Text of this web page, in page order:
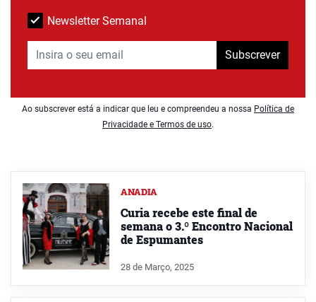
Newsletter Semanal
Subscrever
Ao subscrever está a indicar que leu e compreendeu a nossa Política de
Privacidade e Termos de uso.
ANADIA
Curia recebe este final de
semana o 3.º Encontro Nacional
de Espumantes
28 de Março, 2025